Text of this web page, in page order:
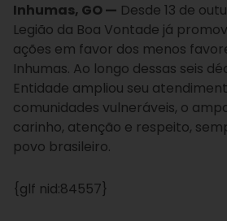
Inhumas, GO — Desde 13 de
Legião da Boa Vontade já
ações em favor dos menos
Inhumas. Ao longo dessas seis
Entidade ampliou seu
comunidades vulneráveis, o
carinho, atenção e respeito,
povo brasileiro.
{glf nid:84557}